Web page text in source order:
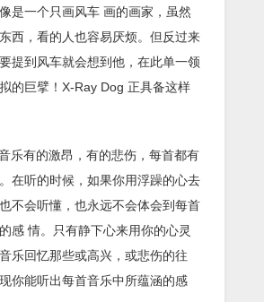
是一个只画风车 画的画家，虽然
西，看的人也容易厌烦。但反过来
提到风车就会想到他，在此单一领
的巨擘！X-Ray Dog 正具备这样
乐有的激昂，有的悲伤，每首都有
在听的时候，如果你用浮躁的心去
不会听懂，也永远不会体会到每首
感 情。只有静下心来用你的心灵
乐回忆那些或高兴，或悲伤的往
你能听出每首音乐中所蕴涵的感